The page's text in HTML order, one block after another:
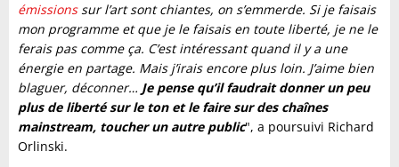
émissionssur l’art sont chiantes, on s’emmerde. Si je faisais
mon programme et que je le faisais en toute liberté, je ne le
ferais pas comme ça. C’est intéressant quand il y a une
énergie en partage. Mais j’irais encore plus loin. J’aime bien
blaguer, déconner… Je pense qu’il faudrait donner un peu
plus de liberté sur le ton et le faire sur des chaînes
mainstream, toucher un autre public", a poursuivi Richard
Orlinski.